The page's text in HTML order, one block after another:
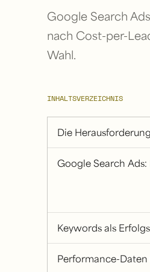
Google Search
nach Cost-per-
Wahl.
INHALTSVERZEICHNIS
Die
Google Search
Keywords als
Performance-